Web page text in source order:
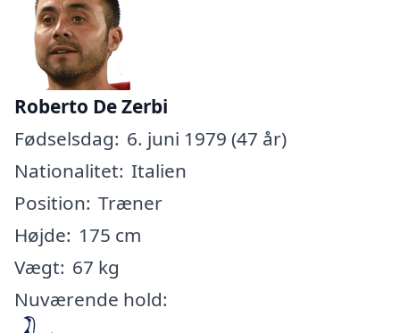
Roberto De Zerbi
Fødselsdag: 6. juni 1979 (47 år)
Nationalitet: Italien
Position: Træner
Højde: 175 cm
Vægt: 67 kg
Nuværende hold: